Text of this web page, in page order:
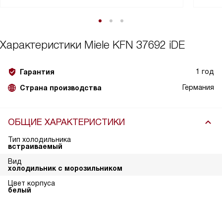
Характеристики Miele KFN 37692 iDE
Гарантия 1 год
Страна производства Германия
ОБЩИЕ ХАРАКТЕРИСТИКИ
Тип холодильника
встраиваемый
Вид
холодильник с морозильником
Цвет корпуса
белый